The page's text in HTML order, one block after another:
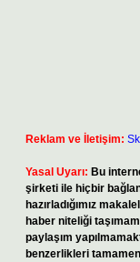
Reklam ve İletişim:
Yasal Uyarı: Bu
şirketi ile hiçbir
hazırladığımız
haber niteliği
paylaşım
benzerlikleri